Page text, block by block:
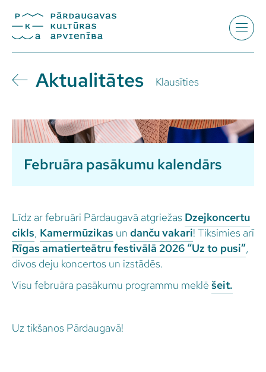
Aktualitātes Klausīties
Februāra pasākumu kalendārs
Līdz ar februāri Pārdaugavā atgriežas Dzejkoncertu
cikls, Kamermūzikas un danču vakari! Tiksimies arī
Rīgas amatierteātru festivālā 2026 “Uz to pusi”,
divos deju koncertos un izstādēs.
Visu februāra pasākumu programmu meklē šeit.
Uz tikšanos Pārdaugavā!